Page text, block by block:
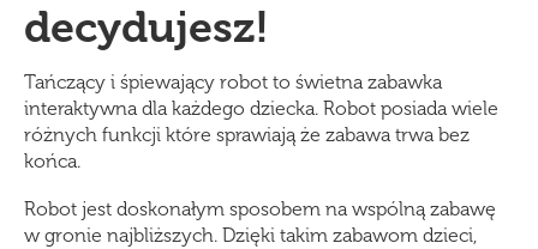
decydujesz!
Tańczący i śpiewający robot to świetna zabawka
interaktywna dla każdego dziecka. Robot posiada wiele
różnych funkcji które sprawiają że zabawa trwa bez
końca.
Robot jest doskonałym sposobem na wspólną zabawę
w gronie najbliższych. Dzięki takim zabawom dzieci,